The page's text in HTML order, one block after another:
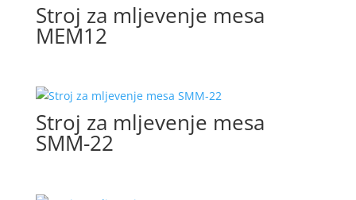
Stroj za mljevenje mesa
MEM12
Stroj za mljevenje mesa
SMM-22